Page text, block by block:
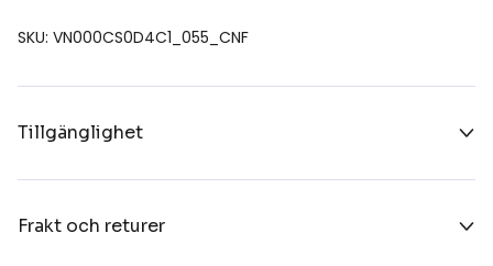
SKU: VN000CS0D4C1_055_CNF
Tillgänglighet
Frakt och returer